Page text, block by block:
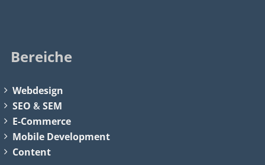
Bereiche
Webdesign
SEO &SEM
E-Commerce
Mobile Development
Content